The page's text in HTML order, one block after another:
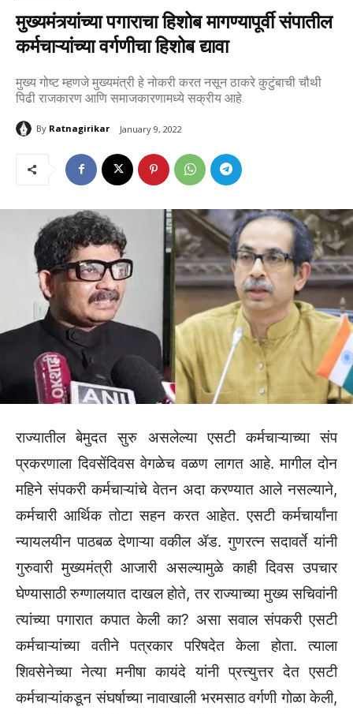
मुख्यमंत्र्यांच्या पगाराचा हिशोब मागण्यापूर्वी संपातील
कर्मचाऱ्यांच्या वर्गणीचा हिशोब द्यावा
मुख्य गोष्ट म्हणजे मुख्यमंत्री हे नोकरी करत नसून ठाकरे कुटुंबाची चौथी
पिढी राजकारण आणि समाजकारणामध्ये सक्रीय आहे.
By Ratnagirikar January 9, 2022
राज्यातील बेमुदत सुरु असलेल्या एसटी कर्मचाऱ्याच्या संप
प्रकरणाला दिवसेंदिवस वेगळेच वळण लागत आहे. मागील दोन
महिने संपकरी कर्मचाऱ्यांचे वेतन अदा करण्यात आले नसल्याने,
कर्मचारी आर्थिक तोटा सहन करत आहेत. एसटी कर्मचार्यांना
न्यायलयीन पाठबळ देणाऱ्या वकील ॲड. गुणरत्न सदावर्ते यांनी
गुरुवारी मुख्यमंत्री आजारी असल्यामुळे काही दिवस उपचार
घेण्यासाठी रुग्णालयात दाखल होते, तर राज्याच्या मुख्य सचिवांनी
त्यांच्या पगारात कपात केली का? असा सवाल संपकरी एसटी
कर्मचाऱ्यांच्या वतीने पत्रकार परिषदेत केला होता. त्याला
शिवसेनेच्या नेत्या मनीषा कायंदे यांनी प्रत्त्युत्तर देत एसटी
कर्मचाऱ्यांकडून संघर्षाच्या नावाखाली भरमसाठ वर्गणी गोळा केली,